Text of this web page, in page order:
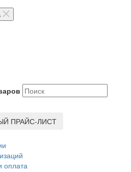
ПРАЙС-ЛИСТ
оплата